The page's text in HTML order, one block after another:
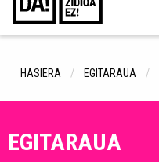
HASIERA EGITARAUA
EGITARAUA